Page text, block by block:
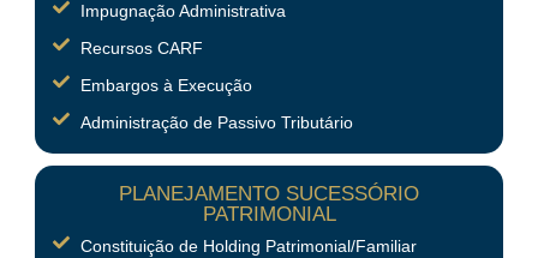
Impugnação Administrativa
Recursos CARF
Embargos à Execução
Administração de Passivo Tributário
PLANEJAMENTO SUCESSÓRIO
PATRIMONIAL
Constituição de Holding Patrimonial/Familiar